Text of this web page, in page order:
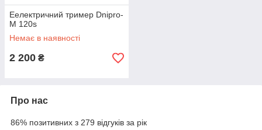
Еелектричний тример Dnipro-
M 120s
Немає в наявності
2 200 ₴
Про нас
86% позитивних з 279 відгуків за рік